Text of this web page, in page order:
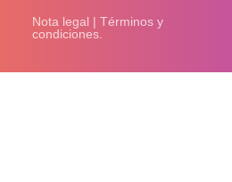
Nota legal | Términos y
condiciones.